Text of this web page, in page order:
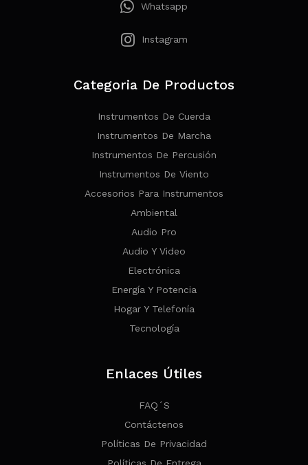
Whatsapp
Instagram
Categoria De Productos
Instrumentos De Cuerda
Instrumentos De Marcha
Instrumentos De Percusión
Instrumentos De Viento
Accesorios Para Instrumentos
Ambiental
Audio Pro
Audio Y Video
Electrónica
Energía Y Potencia
Hogar Y Telefonía
Tecnología
Enlaces Útiles
FAQ´s
Contáctenos
Políticas De Privacidad